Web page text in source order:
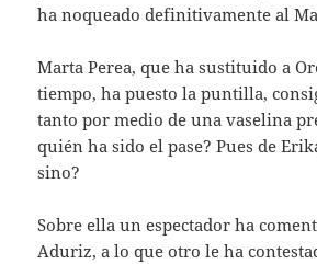
ha noqueado definitivamente al
Marta Perea, que ha sustituido a
tiempo, ha puesto la puntilla,
tanto por medio de una vaselina
quién ha sido el pase? Pues de
sino?
Sobre ella un espectador ha
Aduriz, a lo que otro le ha